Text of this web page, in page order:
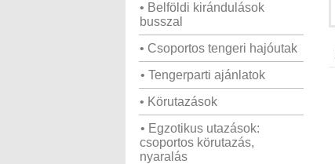
• Belföldi kirándulások
busszal
• Csoportos tengeri hajóutak
• Tengerparti ajánlatok
• Körutazások
• Egzotikus utazások:
csoportos körutazás,
nyaralás